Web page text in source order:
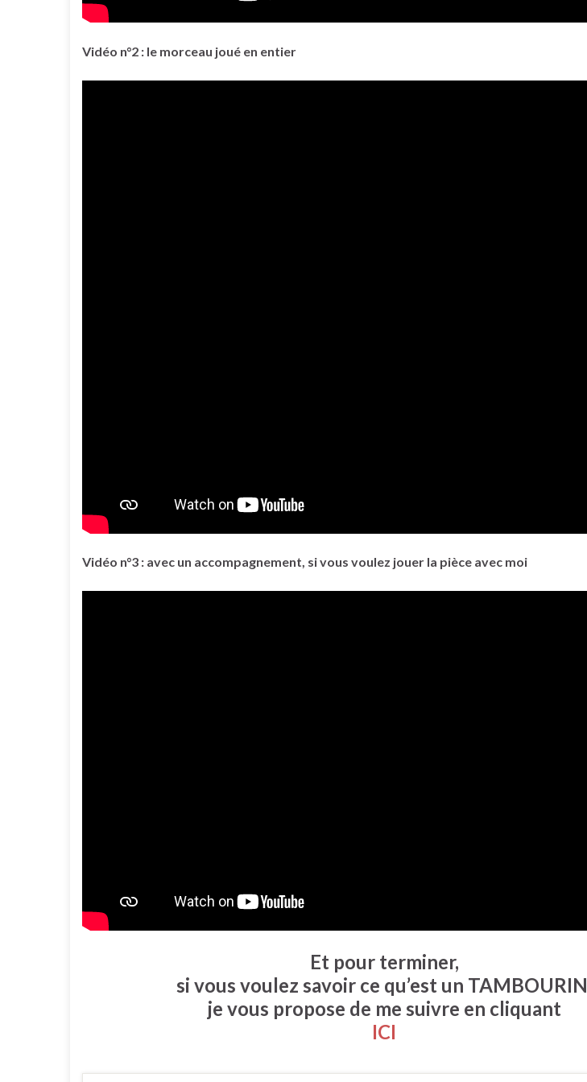
Vidéo n°2 : le morceau joué en entier
Vidéo n°3 : avec un accompagnement, si vous voulez jouer la pièce avec moi
Et pour terminer,
si vous voulez savoir ce qu’est un TAMBOURIN
je vous propose de me suivre en cliquant
ICI